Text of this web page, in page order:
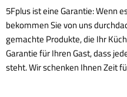
5Fplus ist eine Garantie: Wenn
bekommen Sie von uns
gemachte Produkte, die Ihr
Garantie für Ihren Gast, dass
steht. Wir schenken Ihnen Zeit